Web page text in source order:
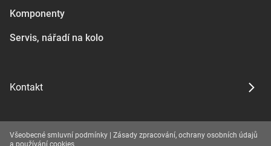
Komponenty
Servis, nářadí na kolo
Kontakt
Všeobecné smluvní podmínky
Zásady zpracování, ochrany osobních údajů